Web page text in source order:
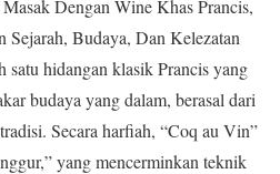
Dengan Wine Khas Prancis,
Sejarah, Budaya, Dan Kelezatan
satu hidangan klasik Prancis yang
budaya yang dalam, berasal dari
Secara harfiah, “Coq au Vin”
yang mencerminkan teknik